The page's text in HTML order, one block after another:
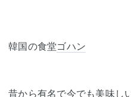
韓国の食堂ゴハン
昔から有名で今でも美味し